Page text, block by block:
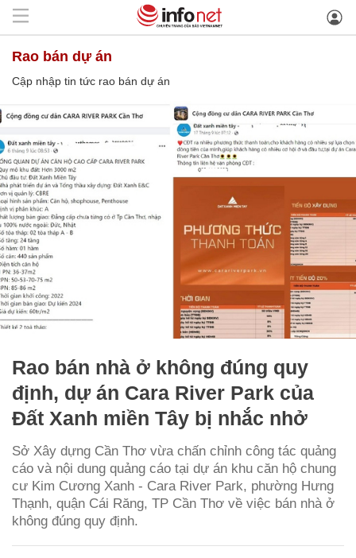
rao bán dự án
Cập nhập tin tức rao bán dự án
Rao bán nhà ở không đúng quy
định, dự án Cara River Park của
Đất Xanh miền Tây bị nhắc nhở
Sở Xây dựng Cần Thơ vừa chấn chỉnh công tác quảng
cáo và nội dung quảng cáo tại dự án khu căn hộ chung
cư Kim Cương Xanh - Cara River Park, phường Hưng
Thạnh, quận Cái Răng, TP Cần Thơ về việc bán nhà ở
không đúng quy định.